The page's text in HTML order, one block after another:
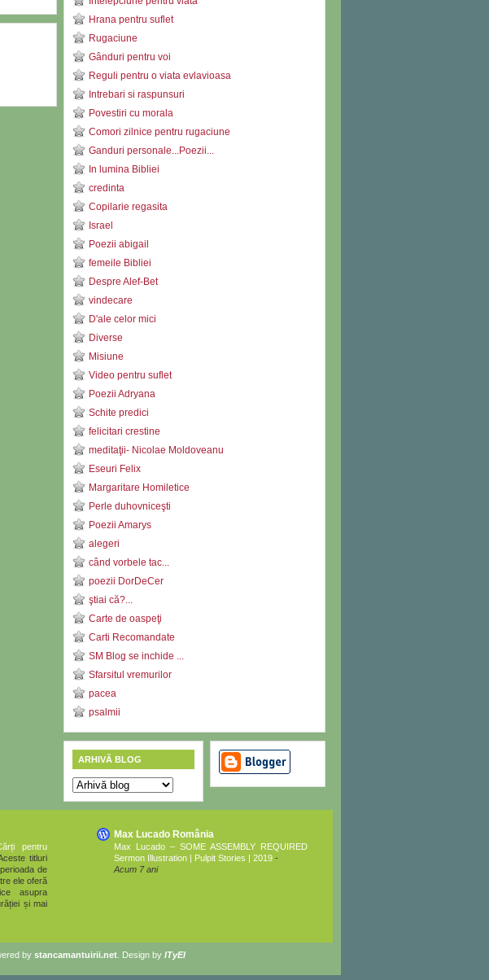
Hrana pentru suflet
Rugaciune
Gânduri pentru voi
Reguli pentru o viata evlavioasa
Intrebari si raspunsuri
Povestiri cu morala
Comori zilnice pentru rugaciune
Ganduri personale...Poezii...
In lumina Bibliei
credinta
Copilarie regasita
Israel
Poezii abigail
femeile Bibliei
Despre Alef-Bet
vindecare
D'ale celor mici
Diverse
Misiune
Video pentru suflet
Poezii Adryana
Schite predici
felicitari crestine
meditaţii- Nicolae Moldoveanu
Eseuri Felix
Margaritare Homiletice
Perle duhovniceşti
Poezii Amarys
alegeri
când vorbele tac...
poezii DorDeCer
ştiai că?...
Carte de oaspeţi
Carti Recomandate
SM Blog se inchide ...
Sfarsitul vremurilor
pacea
psalmii
ARHIVĂ BLOG
pentru
titluri
de
ele oferă
asupra
și mai
Max Lucado România
Max Lucado – SOME ASSEMBLY REQUIRED
Sermon Illustration | Pulpit Stories | 2019 -
Acum 7 ani
by stancamantuirii.net . Design by ITyEl